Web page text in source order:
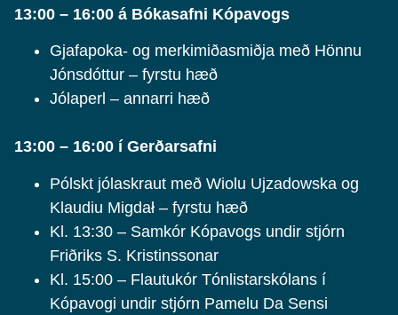
13:00 – 16:00 á Bókasafni Kópavogs
Gjafapoka- og merkimiðasmiðja með Hönnu
Jónsdóttur – fyrstu hæð
Jólaperl – annarri hæð
13:00 – 16:00 í Gerðarsafni
Pólskt jólaskraut með Wiolu Ujzadowska og
Klaudiu Migdał – fyrstu hæð
Kl. 13:30 – Samkór Kópavogs undir stjórn
Friðriks S. Kristinssonar
Kl. 15:00 – Flautukór Tónlistarskólans í
Kópavogi undir stjórn Pamelu Da Sensi